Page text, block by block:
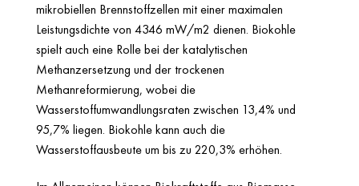
mikrobiellen Brennstoffzellen mit einer maximalen
Leistungsdichte von 4346 mW/m2 dienen. Biokohle
spielt auch eine Rolle bei der katalytischen
Methanzersetzung und der trockenen
Methanreformierung, wobei die
Wasserstoffumwandlungsraten zwischen 13,4% und
95,7% liegen. Biokohle kann auch die
Wasserstoffausbeute um bis zu 220,3% erhöhen.